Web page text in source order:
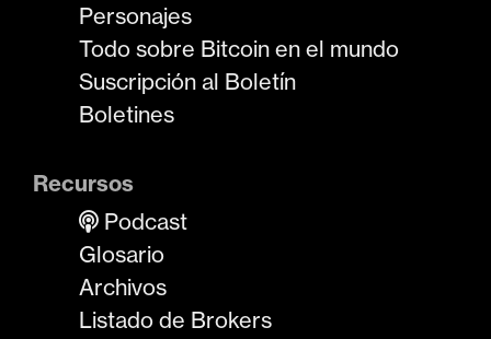
Personajes
Todo sobre Bitcoin en el mundo
Suscripción al Boletín
Boletines
Recursos
Podcast
Glosario
Archivos
Listado de Brokers